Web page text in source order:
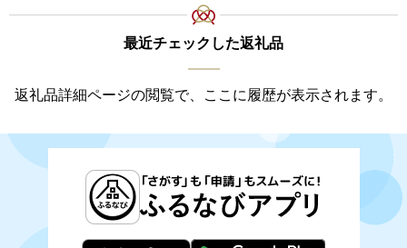
最近チェックした返礼品
返礼品詳細ページの閲覧で、ここに履歴が表示されます。